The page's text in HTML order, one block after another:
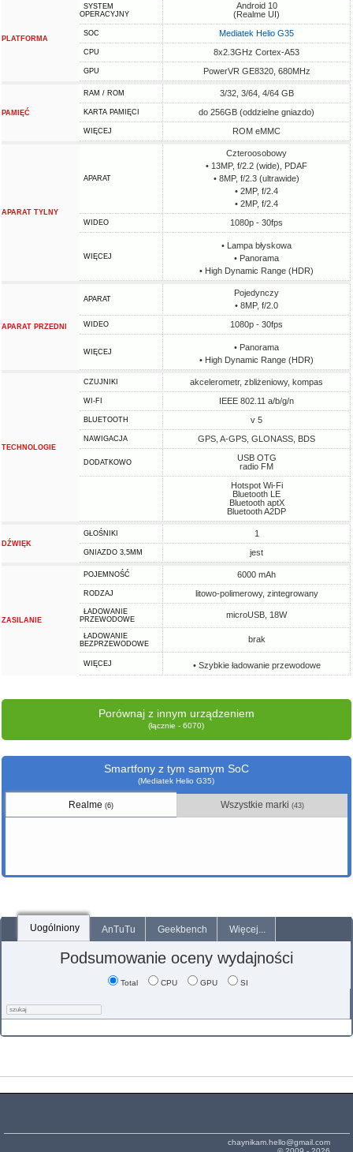
PLATFORMA
SYSTEM
OPERACYJNY
Android 10
(Realme UI)
SOC Mediatek Helio G35
CPU 8x2.3GHz Cortex-A53
GPU PowerVR GE8320, 680MHz
PAMIĘĆ
RAM / ROM 3/32, 3/64, 4/64 GB
KARTA PAMIĘCI do 256GB (oddzielne gniazdo)
WIĘCEJ ROM eMMC
APARAT TYLNY
APARAT
Czteroosobowy
• 13MP, f/2.2 (wide), PDAF
• 8MP, f/2.3 (ultrawide)
• 2MP, f/2.4
• 2MP, f/2.4
WIDEO 1080p - 30fps
WIĘCEJ
• Lampa błyskowa
• Panorama
• High Dynamic Range (HDR)
APARAT PRZEDNI
APARAT
Pojedynczy
• 8MP, f/2.0
WIDEO 1080p - 30fps
WIĘCEJ
• Panorama
• High Dynamic Range (HDR)
TECHNOLOGIE
CZUJNIKI akcelerometr, zbliżeniowy, kompas
WI-FI IEEE 802.11 a/b/g/n
BLUETOOTH v 5
NAWIGACJA GPS, A-GPS, GLONASS, BDS
DODATKOWO
USB OTG
radio FM
Hotspot Wi-Fi
Bluetooth LE
Bluetooth aptX
Bluetooth A2DP
DŹWIĘK
GŁOŚNIKI 1
GNIAZDO 3,5MM jest
ZASILANIE
POJEMNOŚĆ 6000 mAh
RODZAJ litowo-polimerowy, zintegrowany
ŁADOWANIE
PRZEWODOWE
microUSB, 18W
ŁADOWANIE
BEZPRZEWODOWE
brak
WIĘCEJ • Szybkie ładowanie przewodowe
Porównaj z innym urządzeniem
(łącznie - 6070)
Smartfony z tym samym SoC
(Mediatek Helio G35)
Realme(6) Wszystkie marki (43)
Uogólniony AnTuTu Geekbench Więcej...
Podsumowanie oceny wydajności
Total CPU GPU SI
chaynikam.hello@gmail.com